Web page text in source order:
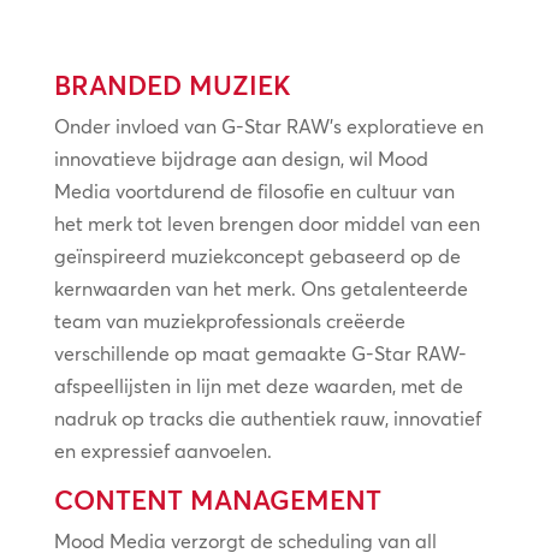
BRANDED MUZIEK
Onder invloed van G-Star RAW’s exploratieve en
innovatieve bijdrage aan design, wil Mood
Media voortdurend de filosofie en cultuur van
het merk tot leven brengen door middel van een
geïnspireerd muziekconcept gebaseerd op de
kernwaarden van het merk. Ons getalenteerde
team van muziekprofessionals creëerde
verschillende op maat gemaakte G-Star RAW-
afspeellijsten in lijn met deze waarden, met de
nadruk op tracks die authentiek rauw, innovatief
en expressief aanvoelen.
CONTENT MANAGEMENT
Mood Media verzorgt de scheduling van all